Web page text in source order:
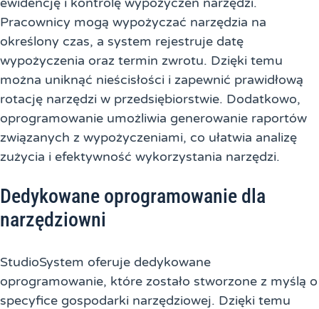
Pracownicy mogą wypożyczać narzędzia na
określony czas, a system rejestruje datę
wypożyczenia oraz termin zwrotu. Dzięki temu
można uniknąć nieścisłości i zapewnić prawidłową
rotację narzędzi w przedsiębiorstwie. Dodatkowo,
oprogramowanie umożliwia generowanie raportów
związanych z wypożyczeniami, co ułatwia analizę
zużycia i efektywność wykorzystania narzędzi.
Dedykowane oprogramowanie dla
narzędziowni
StudioSystem oferuje dedykowane
oprogramowanie, które zostało stworzone z myślą o
specyfice gospodarki narzędziowej. Dzięki temu